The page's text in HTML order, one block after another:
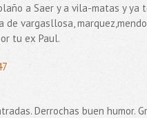
a Saer y a vila-matas y ya
vargasllosa,
tu ex Paul.
Derrochas buen humor.